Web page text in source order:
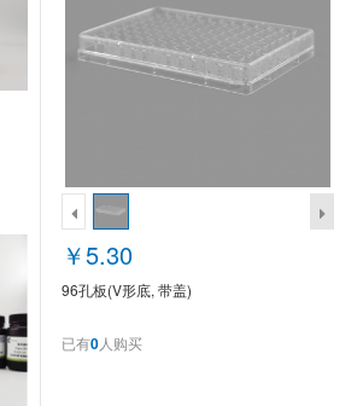
￥5.30
96孔板(V形底, 带盖)
已有0人购买